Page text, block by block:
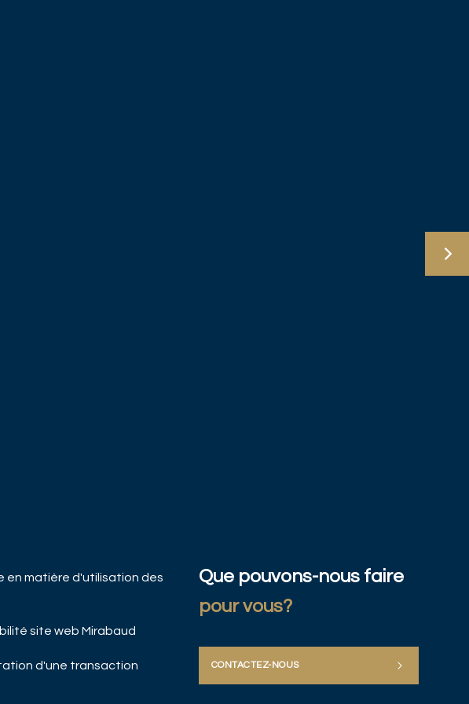
en matière d'utilisation des
site web Mirabaud
d'une transaction
Que pouvons-nous faire
pour vous?
CONTACTEZ-NOUS